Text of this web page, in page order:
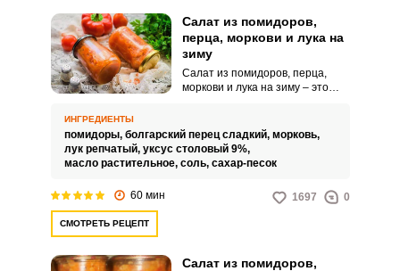
Салат из помидоров,
перца, моркови и лука на
зиму
Салат из помидоров, перца,
моркови и лука на зиму – это
насыщенным вкусом,
привлекательным видом и
сочностью. Такой овощной
закуски или как гарнир к
ИНГРЕДИЕНТЫ
помидоры, болгарский перец сладкий, морковь,
лук репчатый, уксус столовый 9%,
масло растительное, соль, сахар-песок
60 мин 1697 0
СМОТРЕТЬ РЕЦЕПТ
Салат из помидоров,